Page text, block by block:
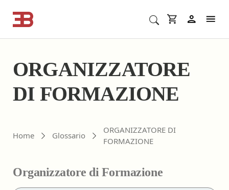
Cerca corsi ECM o altro
ORGANIZZATORE
DI FORMAZIONE
Home Glossario
ORGANIZZATORE DI
FORMAZIONE
Organizzatore di Formazione